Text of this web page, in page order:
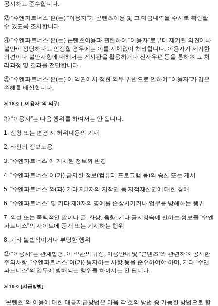
공시하고 준수합니다.
③ “수앤파트너스”은(는) “이용자”가 콘텐츠이용 및 그 대금내역을 수시로 확인할
수 있도록 조치합니다.
④ “수앤파트너스”은(는) 콘텐츠이용과 관련하여 “이용자”로부터 제기된 의견이나
불만이 정당하다고 인정할 경우에는 이를 지체없이 처리합니다. 이용자가 제기한
의견이나 불만사항에 대해서는 게시판을 활용하거나 전자우편 등을 통하여 그 처
리과정 및 결과를 전달합니다.
⑤ “수앤파트너스”은(는) 이 약관에서 정한 의무 위반으로 인하여 “이용자”가 입은
손해를 배상합니다.
제18조 [“이용자”의 의무]
① “이용자”는 다음 행위를 하여서는 안 됩니다.
1. 신청 또는 변경 시 허위내용의 기재
2. 타인의 정보도용
3. “수앤파트너스”에 게시된 정보의 변경
4. “수앤파트너스”이(가) 금지한 정보(컴퓨터 프로그램 등)의 송신 또는 게시
5. “수앤파트너스”와(과) 기타 제3자의 저작권 등 지적재산권에 대한 침해
6. “수앤파트너스” 및 기타 제3자의 명예를 손상시키거나 업무를 방해하는 행위
7. 외설 또는 폭력적인 말이나 글, 화상, 음향, 기타 공서양속에 반하는 정보를 “수앤
파트너스”의 사이트에 공개 또는 게시하는 행위
8. 기타 불법적이거나 부당한 행위
② “이용자”는 관계법령, 이 약관의 규정, 이용안내 및 “콘텐츠”와 관련하여 공지한
주의사항, “수앤파트너스”이(가) 통지하는 사항 등을 준수하여야 하며, 기타 “수앤
파트너스”의 업무에 방해되는 행위를 하여서는 안 됩니다.
제19조 [지급방법]
“콘텐츠”의 이용에 대한 대금지급방법은 다음 각 호의 방법 중 가능한 방법으로 할